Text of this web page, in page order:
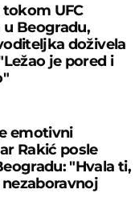
UFC
Beogradu,
doživela
je pored i
emotivni
Rakić posle
"Hvala ti,
nezaboravnoj